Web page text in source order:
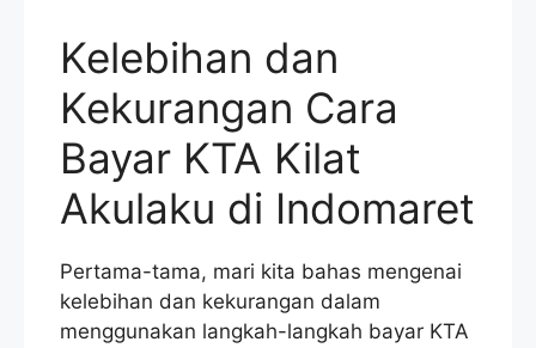
Kelebihan dan
Kekurangan Cara
Bayar KTA Kilat
Akulaku di Indomaret
Pertama-tama, mari kita bahas mengenai
kelebihan dan kekurangan dalam
menggunakan langkah-langkah bayar KTA